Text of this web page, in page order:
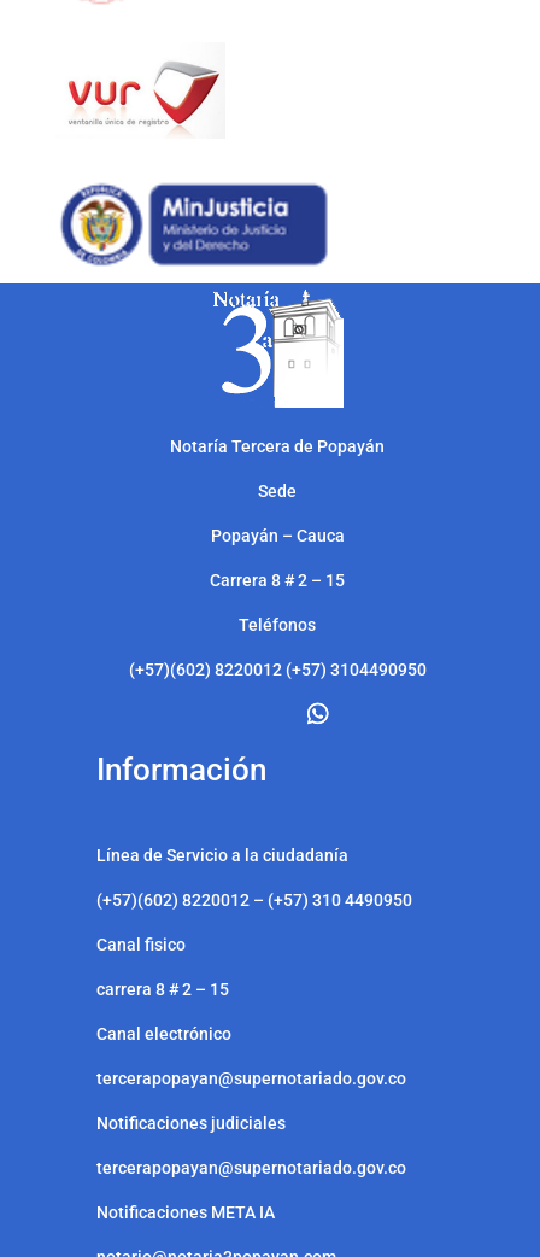
Notaría Tercera de Popayán
Sede
Popayán – Cauca
Carrera 8 # 2 – 15
Teléfonos
(+57)(602) 8220012 (+57) 3104490950
Información
Línea de Servicio a la ciudadanía
(+57)(602) 8220012 – (+57) 310 4490950
Canal fisico
carrera 8 # 2 – 15
Canal electrónico
tercerapopayan@supernotariado.gov.co
Notificaciones judiciales
tercerapopayan@supernotariado.gov.co
Notificaciones META IA